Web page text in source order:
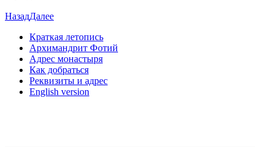
НазадДалее
Краткая летопись
Архимандрит Фотий
Адрес монастыря
Как добраться
Реквизиты и адрес
English version